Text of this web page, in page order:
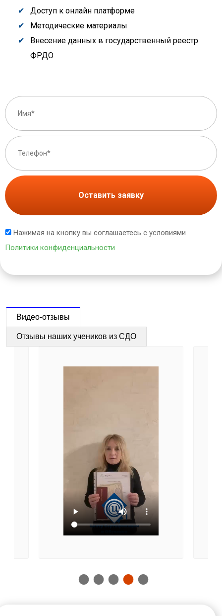
Доступ к онлайн платформе
Методические материалы
Внесение данных в государственный реестр
ФРДО
Оставить заявку
Нажимая на кнопку вы соглашаетесь с условиями
Политики конфиденциальности
Видео-отзывы
Отзывы наших учеников из СДО